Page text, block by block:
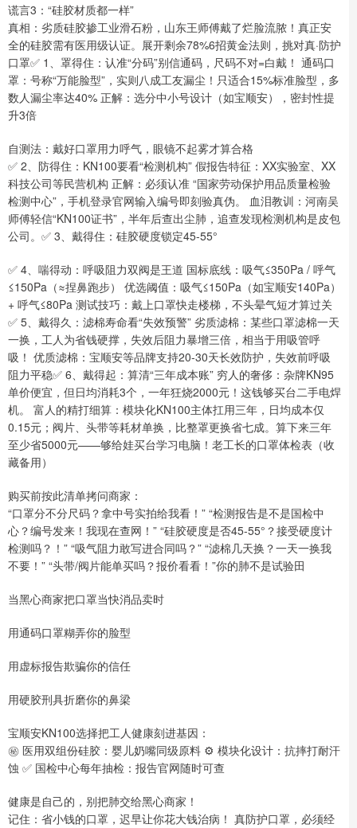
谎言3：“硅胶材质都一样”
真相：劣质硅胶掺工业滑石粉，山东王师傅戴了烂脸流脓！真正安
全的硅胶需有医用级认证。展开剩余78%6招黄金法则，挑对真·防护
口罩✅ 1、罩得住：认准“分码”别信通码，尺码不对=白戴！ 通码口
罩：号称“万能脸型”，实则八成工友漏尘！只适合15%标准脸型，多
数人漏尘率达40% 正解：选分中小号设计（如宝顺安），密封性提
升3倍
自测法：戴好口罩用力呼气，眼镜不起雾才算合格
✅ 2、防得住：KN100要看“检测机构” 假报告特征：XX实验室、XX
科技公司等民营机构 正解：必须认准 “国家劳动保护用品质量检验
检测中心”，手机登录官网输入编号即刻验真伪。 血泪教训：河南吴
师傅轻信“KN100证书”，半年后查出尘肺，追查发现检测机构是皮包
公司。✅ 3、戴得住：硅胶硬度锁定45-55°
✅ 4、喘得动：呼吸阻力双阀是王道 国标底线：吸气≤350Pa / 呼气
≤150Pa（≈捏鼻跑步） 优选阈值：吸气≤150Pa（如宝顺安140Pa）
+ 呼气≤80Pa 测试技巧：戴上口罩快走楼梯，不头晕气短才算过关
✅ 5、戴得久：滤棉寿命看“失效预警” 劣质滤棉：某些口罩滤棉一天
一换，工人为省钱硬撑，失效后阻力暴增三倍，相当于用吸管呼
吸！ 优质滤棉：宝顺安等品牌支持20-30天长效防护，失效前呼吸
阻力平稳✅ 6、戴得起：算清“三年成本账” 穷人的奢侈：杂牌KN95
单价便宜，但日均消耗3个，一年狂烧2000元！这钱够买台二手电焊
机。 富人的精打细算：模块化KN100主体扛用三年，日均成本仅
0.15元；阀片、头带等耗材单换，比整罩更换省七成。算下来三年
至少省5000元——够给娃买台学习电脑！老工长的口罩体检表（收
藏备用）
购买前按此清单拷问商家：
“口罩分不分尺码？拿中号实拍给我看！” “检测报告是不是国检中
心？编号发来！我现在查网！” “硅胶硬度是否45-55°？接受硬度计
检测吗？！” “吸气阻力敢写进合同吗？” “滤棉几天换？一天一换我
不要！” “头带/阀片能单买吗？报价看看！”你的肺不是试验田
当黑心商家把口罩当快消品卖时
用通码口罩糊弄你的脸型
用虚标报告欺骗你的信任
用硬胶刑具折磨你的鼻梁
宝顺安KN100选择把工人健康刻进基因：
㊙️ 医用双组份硅胶：婴儿奶嘴同级原料 ⚙️ 模块化设计：抗摔打耐汗
蚀 ✅ 国检中心每年抽检：报告官网随时可查
健康是自己的，别把肺交给黑心商家！
记住：省小钱的口罩，迟早让你花大钱治病！ 真防护口罩，必须经